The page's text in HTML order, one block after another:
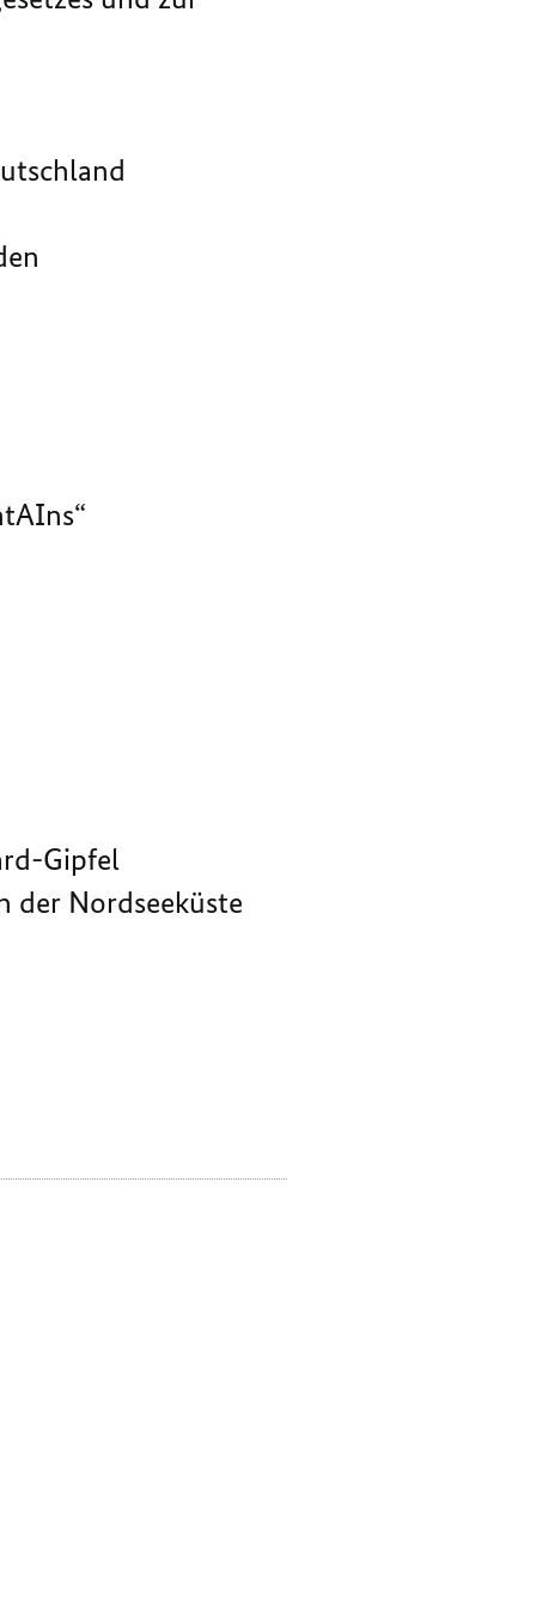
Gipfel
der Nordseeküste